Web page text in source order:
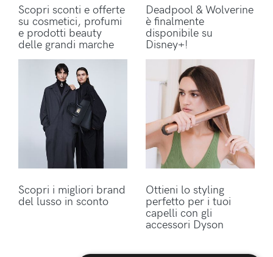
Scopri sconti e offerte
su cosmetici, profumi
e prodotti beauty
delle grandi marche
Deadpool & Wolverine
è finalmente
disponibile su
Disney+!
Scopri i migliori brand
del lusso in sconto
Ottieni lo styling
perfetto per i tuoi
capelli con gli
accessori Dyson